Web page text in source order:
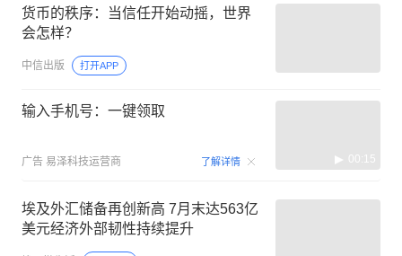
货币的秩序：当信任开始动摇，世界
会怎样？
中信出版 打开APP
输入手机号：一键领取
广告 易泽科技运营商 了解详情 00:15
埃及外汇储备再创新高 7月末达563亿
美元经济外部韧性持续提升